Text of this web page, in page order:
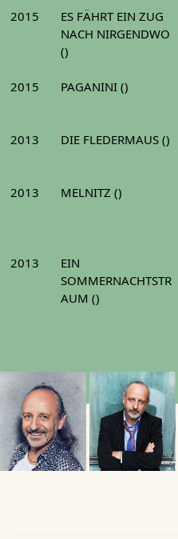
2015
ES FÄHRT EIN ZUG
NACH NIRGENDWO
()
2015 PAGANINI ()
2013 DIE FLEDERMAUS ()
2013 MELNITZ ()
2013
EIN
SOMMERNACHTSTR
AUM ()